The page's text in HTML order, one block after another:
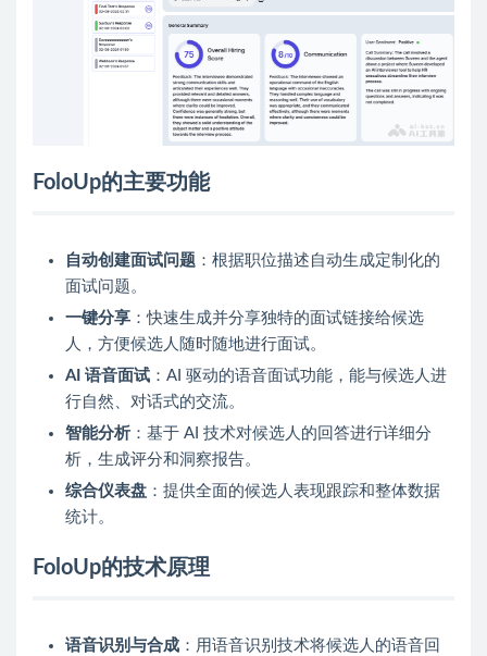
FoloUp的主要功能
自动创建面试问题 ：根据职位描述自动生成定制化的
面试问题。
一键分享 ：快速生成并分享独特的面试链接给候选
人，方便候选人随时随地进行面试。
AI 语音面试 ：AI 驱动的语音面试功能，能与候选人进
行自然、对话式的交流。
智能分析 ：基于 AI 技术对候选人的回答进行详细分
析，生成评分和洞察报告。
综合仪表盘 ：提供全面的候选人表现跟踪和整体数据
统计。
FoloUp的技术原理
语音识别与合成 ：用语音识别技术将候选人的语音回